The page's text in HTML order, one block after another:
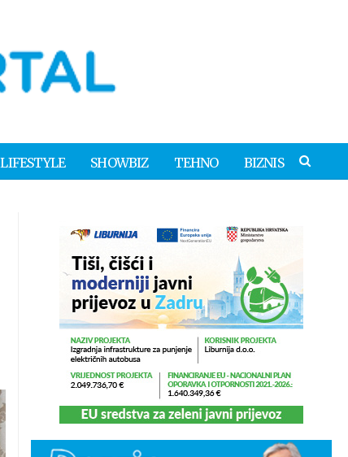
LIFESTYLE SHOWBIZ TEHNO BIZNIS